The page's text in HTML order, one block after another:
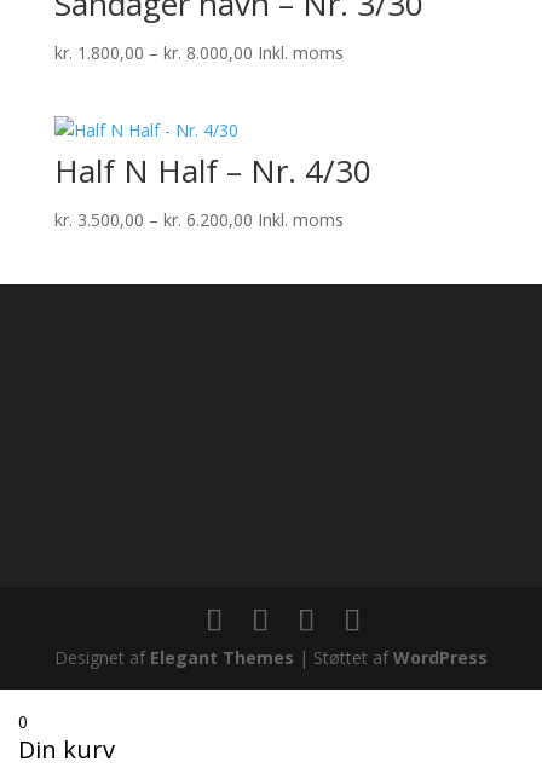
kr. 1.800,00 – kr. 8.000,00Prisinterval:
Inkl. moms
Half N Half – Nr. 4/30
kr. 3.500,00 – kr. 6.200,00Prisinterval:
Inkl. moms
Designet af Elegant Themes | Støttet afWordPress
0
Din kurv